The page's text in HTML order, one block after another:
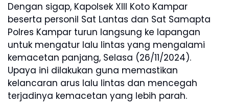
Dengan sigap, Kapolsek Xlll Koto Kampar
beserta personil Sat Lantas dan Sat Samapta
Polres Kampar turun langsung ke lapangan
untuk mengatur lalu lintas yang mengalami
kemacetan panjang, Selasa (26/11/2024).
Upaya ini dilakukan guna memastikan
kelancaran arus lalu lintas dan mencegah
terjadinya kemacetan yang lebih parah.